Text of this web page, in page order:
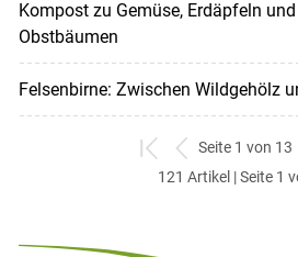
Kompost zu Gemüse, Erdäpfeln
Obstbäumen
Felsenbirne: Zwischen Wildgehölz
zum
ersten
zurück
zum
Seite 1 von 13
121 Artikel | Seite 1